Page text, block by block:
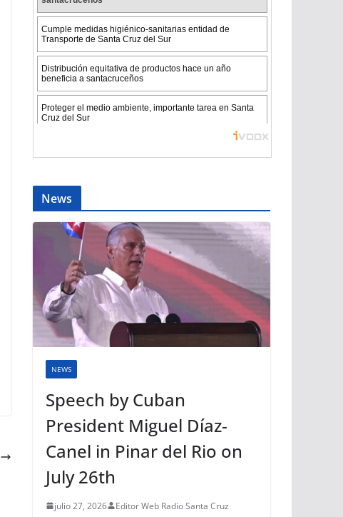
News
NEWS
Speech by Cuban
President Miguel Díaz-
Canel in Pinar del Rio on
July 26th
julio 27, 2026 Editor Web Radio Santa Cruz